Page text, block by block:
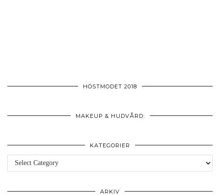
HÖSTMODET 2018
MAKEUP & HUDVÅRD:
KATEGORIER
Kategorier
ARKIV